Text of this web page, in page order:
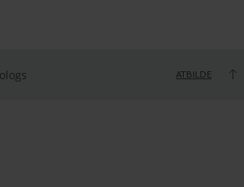
ATBILDE